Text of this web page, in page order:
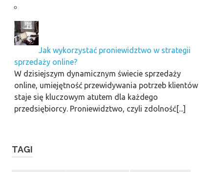
Jak wykorzystać proniewidztwo w strategii
sprzedaży online?
W dzisiejszym dynamicznym świecie sprzedaży
online, umiejętność przewidywania potrzeb klientów
staje się kluczowym atutem dla każdego
przedsiębiorcy. Proniewidztwo, czyli zdolność[...]
TAGI